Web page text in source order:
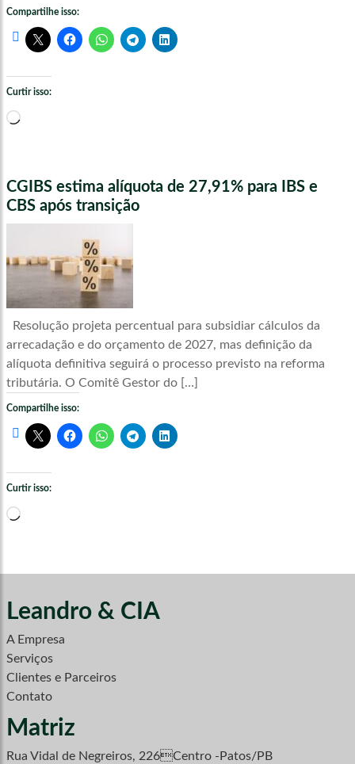
Compartilhe isso:
Curtir isso:
Carregando...
CGIBS estima alíquota de 27,91% para IBS e
CBS após transição
Resolução projeta percentual para subsidiar cálculos da
arrecadação e do orçamento de 2027, mas definição da
alíquota definitiva seguirá o processo previsto na reforma
tributária. O Comitê Gestor do […]
Compartilhe isso:
Curtir isso:
Carregando...
Leandro & CIA
A Empresa
Serviços
Clientes e Parceiros
Contato
Matriz
Rua Vidal de Negreiros, 226Centro -Patos/PB